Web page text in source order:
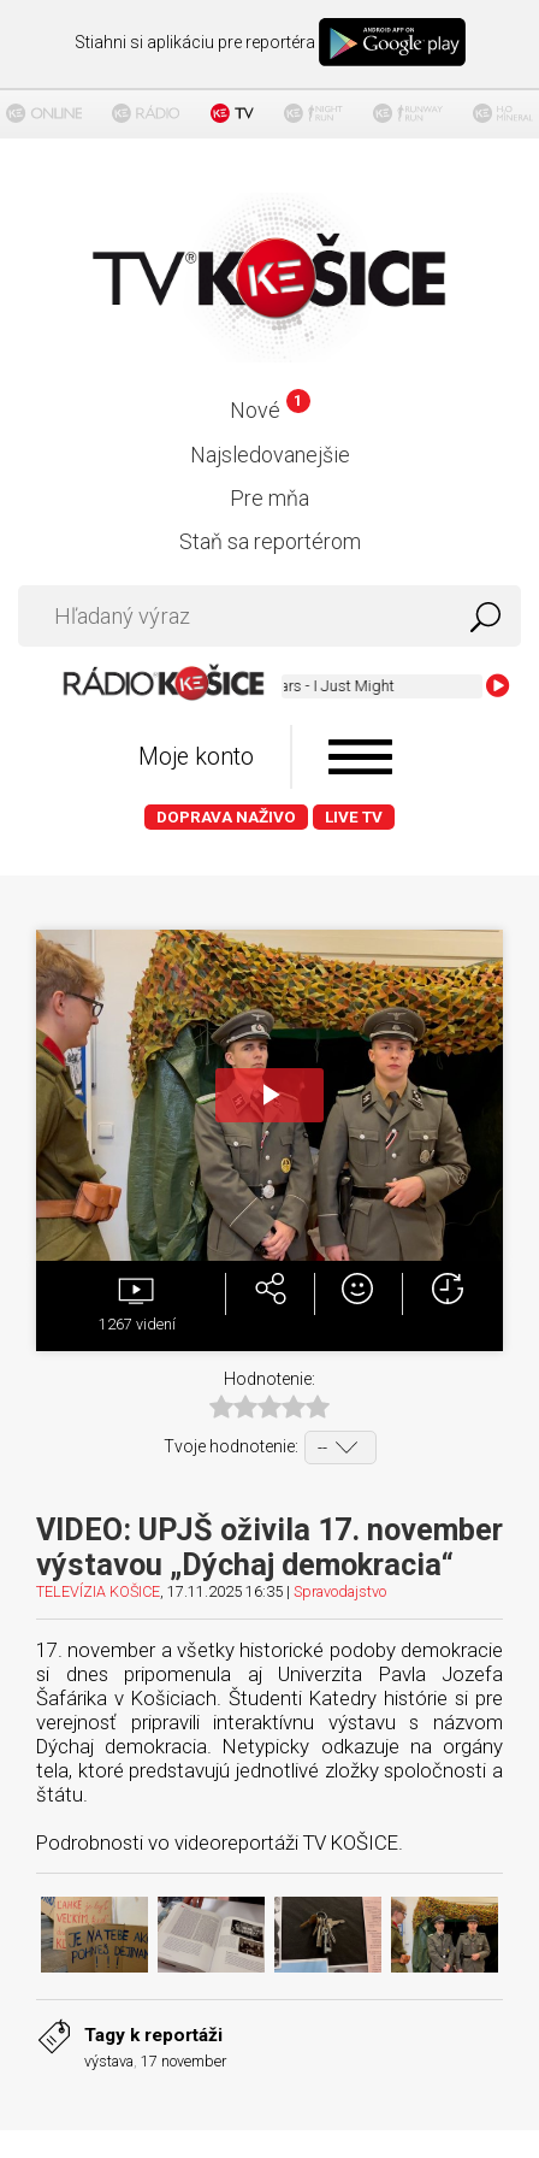
Stiahni si aplikáciu pre reportéra
Nové 1
Najsledovanejšie
Pre mňa
Staň sa reportérom
Bruno Mars - I Just Might
Moje konto
DOPRAVA NAŽIVO LIVE TV
Play
Video
1267 videní
Hodnotenie:
Tvoje hodnotenie:
VIDEO: UPJŠ oživila 17. november
výstavou „Dýchaj demokracia“
TELEVÍZIA KOŠICE , 17.11.2025 16:35 | Spravodajstvo
17. november a všetky historické podoby demokracie
si dnes pripomenula aj Univerzita Pavla Jozefa
Šafárika v Košiciach. Študenti Katedry histórie si pre
verejnosť pripravili interaktívnu výstavu s názvom
Dýchaj demokracia. Netypicky odkazuje na orgány
tela, ktoré predstavujú jednotlivé zložky spoločnosti a
štátu.
Podrobnosti vo videoreportáži TV KOŠICE.
Tagy k reportáži
výstava 17 november